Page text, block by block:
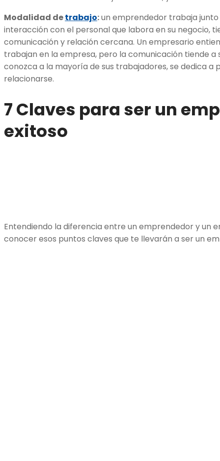
Modalidad detrabajo:un emprendedor trabaja
interacción con el personal que labora en su negocio,
comunicación y relación cercana. Un empresario
trabajan en la empresa, pero la comunicación tiende a
conozca a la mayoría de sus trabajadores, se dedica a
relacionarse.
7 Claves para ser un
exitoso
Entendiendo la diferencia entre un emprendedor y un
conocer esos puntos claves que te llevarán a ser un